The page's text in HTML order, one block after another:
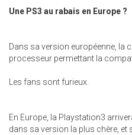
Une PS3 au rabais en Europe ?
Dans sa version européenne, la
processeur permettant la
Les fans sont furieux.
En Europe, la Playstation3
dans sa version la plus chère, et